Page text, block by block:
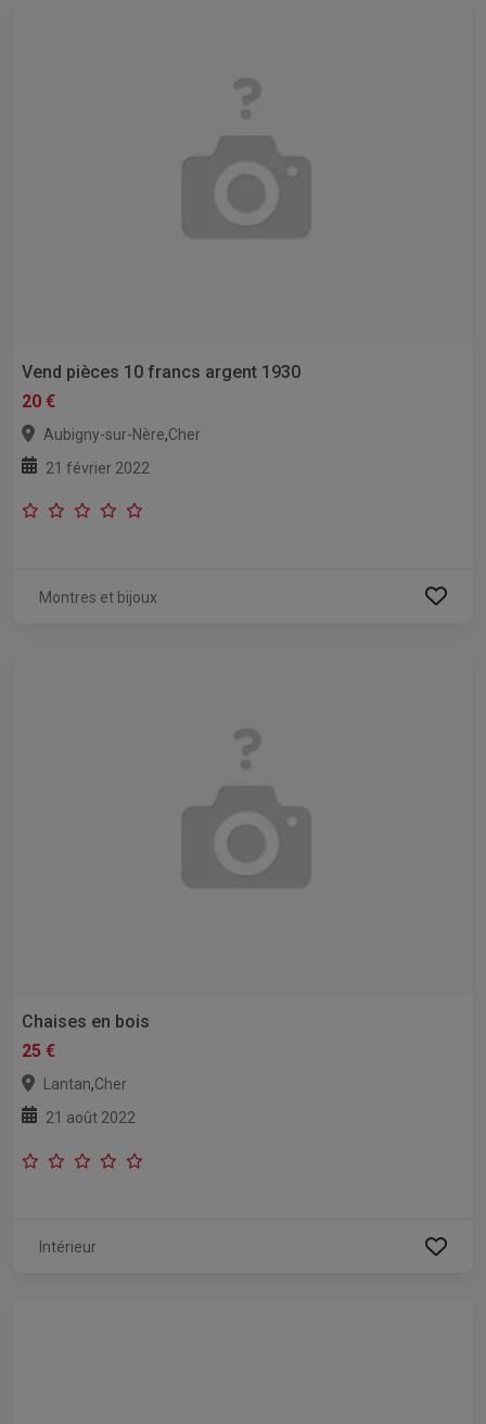
Vend pièces 10 francs argent 1930
20 €
Aubigny-sur-Nère,Cher
21 février 2022
Montres et bijoux
Chaises en bois
25 €
Lantan,Cher
21 août 2022
Intérieur